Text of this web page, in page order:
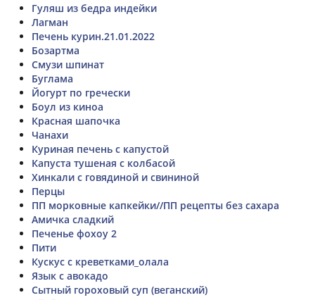
Гуляш из бедра индейки
Лагман
Печень курин.21.01.2022
Бозартма
Смузи шпинат
Буглама
Йогурт по гречески
Боул из киноа
Красная шапочка
Чанахи
Куриная печень с капустой
Капуста тушеная с колбасой
Хинкали с говядиной и свининой
Перцы
ПП морковные капкейки//ПП рецепты без сахара
Амичка сладкий
Печенье фохоу 2
Пити
Кускус с креветками_олала
Язык с авокадо
Сытный гороховый суп (веганский)